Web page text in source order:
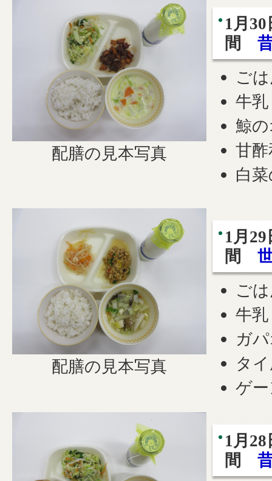
配膳の見本写真
1月
間
ご
牛乳
鯨
甘
白
配膳の見本写真
1月
間
ご
牛乳
ガ
タ
ゲ
1月
間